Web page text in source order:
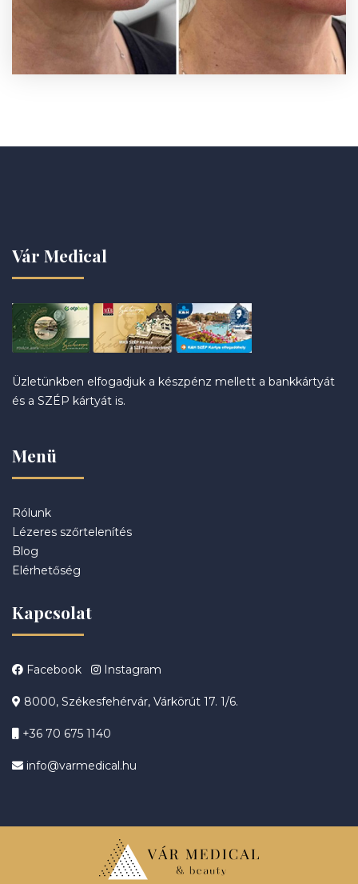
Vár Medical
Üzletünkben elfogadjuk a készpénz mellett a bankkártyát
és a SZÉP kártyát is.
Menü
Rólunk
Lézeres szőrtelenítés
Blog
Elérhetőség
Kapcsolat
Facebook Instagram
8000, Székesfehérvár, Várkörút 17. 1/6.
+36 70 675 1140
info@varmedical.hu